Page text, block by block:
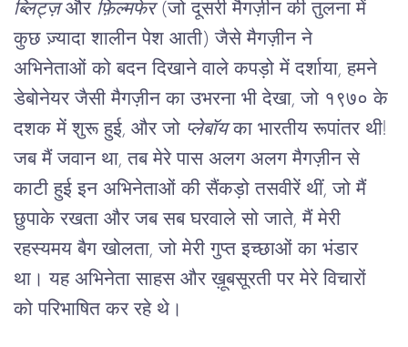
ब्लिट्ज़ और फ़िल्मफेर (जो दूसरी मैगज़ीन की तुलना में
कुछ ज़्यादा शालीन पेश आती) जैसे मैगज़ीन ने
अभिनेताओं को बदन दिखाने वाले कपड़ो में दर्शाया, हमने
डेबोनेयर जैसी मैगज़ीन का उभरना भी देखा, जो १९७० के
दशक में शुरू हुई, और जो प्लेबॉय का भारतीय रूपांतर थी!
जब मैं जवान था, तब मेरे पास अलग अलग मैगज़ीन से
काटी हुई इन अभिनेताओं की सैंकड़ो तसवीरें थीं, जो मैं
छुपाके रखता और जब सब घरवाले सो जाते, मैं मेरी
रहस्यमय बैग खोलता, जो मेरी गुप्त इच्छाओं का भंडार
था। यह अभिनेता साहस और ख़ूबसूरती पर मेरे विचारों
को परिभाषित कर रहे थे।